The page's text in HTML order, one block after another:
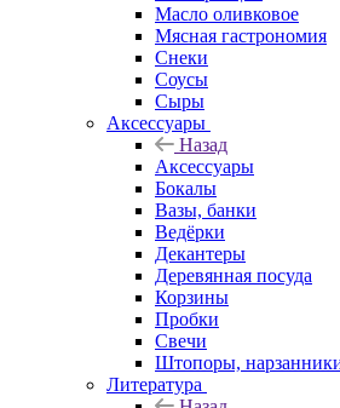
Масло оливковое
Мясная гастрономия
Снеки
Соусы
Сыры
Аксессуары
Назад
Аксессуары
Бокалы
Вазы, банки
Ведёрки
Декантеры
Деревянная посуда
Корзины
Пробки
Свечи
Штопоры,
Литература